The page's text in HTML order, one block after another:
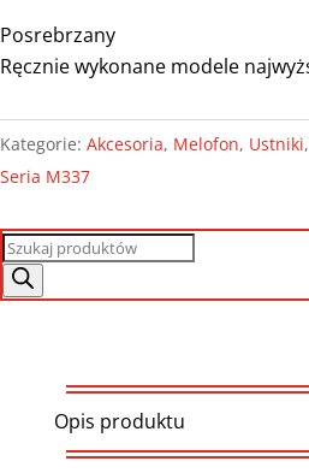
Posrebrzany
Ręcznie wykonane modele
Kategorie: Akcesoria, Melofon, Ustniki,
Seria M337
Wyszukiwarka
produktów
Opis produktu